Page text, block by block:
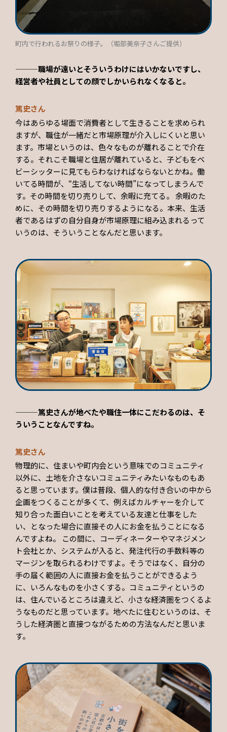
町内で行われるお祭りの様子。（堀部美奈子さんご提供）
———職場が遠いとそういうわけにはいかないですし、
経営者や社員としての顔でしかいられなくなると。
篤史さん
今はあらゆる場面で消費者として生きることを求められ
ますが、職住が一緒だと市場原理が介入しにくいと思い
ます。市場というのは、色々なものが離れることで介在
する。それこそ職場と住居が離れていると、子どもをベ
ビーシッターに見てもらわなければならないとかね。働
いてる時間が、“生活してない時間”になってしまうんで
す。その時間を切り売りして、余暇に充てる。 余暇のた
めに、その時間を切り売りするようになる。本来、生活
者であるはずの自分自身が市場原理に組み込まれるって
いうのは、そういうことなんだと思います。
———篤史さんが地べたや職住一体にこだわるのは、そ
ういうことなんですね。
篤史さん
物理的に、住まいや町内会という意味でのコミュニティ
以外に、土地を介さないコミュニティみたいなものもあ
ると思っています。僕は普段、個人的な付き合いの中から
企画をつくることが多くて、例えばカルチャーを介して
知り合った面白いことを考えている友達と仕事をした
い、となった場合に直接その人にお金を払うことになる
んですよね。 この間に、コーディネーターやマネジメン
ト会社とか、システムが入ると、発注代行の手数料等の
マージンを取られるわけですよ。そうではなく、自分の
手の届く範囲の人に直接お金を払うことができるよう
に、いろんなものを小さくする。コミュニティというの
は、住んでいるところは違えど、小さな経済圏をつくるよ
うなものだと思っています。地べたに住むというのは、そ
うした経済圏と直接つながるための方法なんだと思いま
す。